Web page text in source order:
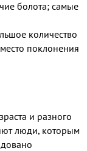
болота; самые
количество
поклонения
и разного
люди, которым